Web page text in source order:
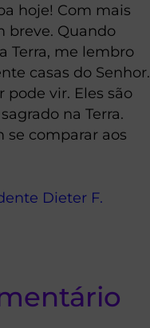
hoje! Com mais
breve. Quando
Terra, me lembro
casas do Senhor.
pode vir. Eles são
na Terra.
se comparar aos
Dieter F.